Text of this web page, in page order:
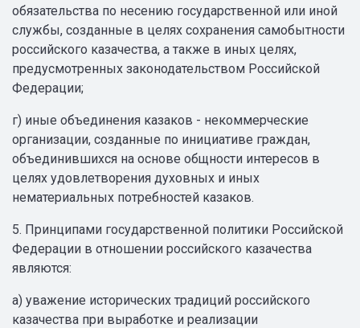
обязательства по несению государственной или иной
службы, созданные в целях сохранения самобытности
российского казачества, а также в иных целях,
предусмотренных законодательством Российской
Федерации;
г) иные объединения казаков - некоммерческие
организации, созданные по инициативе граждан,
объединившихся на основе общности интересов в
целях удовлетворения духовных и иных
нематериальных потребностей казаков.
5. Принципами государственной политики Российской
Федерации в отношении российского казачества
являются:
а) уважение исторических традиций российского
казачества при выработке и реализации